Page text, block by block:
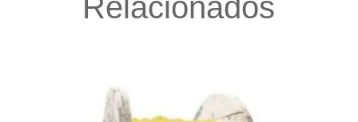
Relacionados